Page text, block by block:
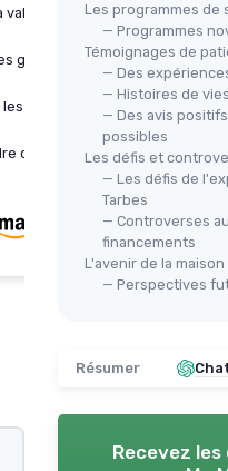
validation du
grâce à des
démarches
obligations et
＋
＋
＋
＋
Les programmes de
— Programmes
Témoignages de
— Des
— Histoires de
— Des avis
possibles
Les défis et
— Les défis de
Tarbes
— Controverses
financements
L'avenir de la
— Perspectives
Résumer
Recevez